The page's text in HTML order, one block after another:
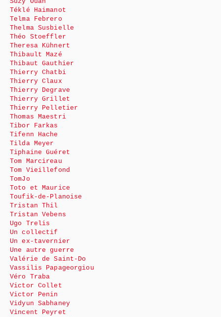
Téklé Haimanot
Telma Febrero
Thelma Susbielle
Théo Stoeffler
Theresa Kühnert
Thibault Mazé
Thibaut Gauthier
Thierry Chatbi
Thierry Claux
Thierry Degrave
Thierry Grillet
Thierry Pelletier
Thomas Maestri
Tibor Farkas
Tifenn Hache
Tilda Meyer
Tiphaine Guéret
Tom Marcireau
Tom Vieillefond
TomJo
Toto et Maurice
Toufik-de-Planoise
Tristan Thil
Tristan Vebens
Ugo Trelis
Un collectif
Un ex-tavernier
Une autre guerre
Valérie de Saint-Do
Vassilis Papageorgiou
Véro Traba
Victor Collet
Victor Penin
Vidyun Sabhaney
Vincent Peyret